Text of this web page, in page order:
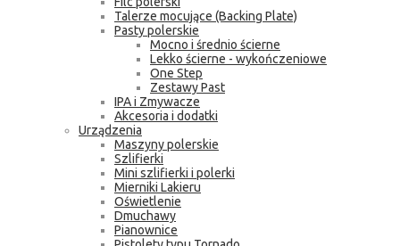
Talerze mocujące (Backing Plate)
Pasty polerskie
Mocno i średnio ścierne
Lekko ścierne - wykończeniowe
One Step
Zestawy Past
IPA i Zmywacze
Akcesoria i dodatki
Urządzenia
Maszyny polerskie
Szlifierki
Mini szlifierki i polerki
Mierniki Lakieru
Oświetlenie
Dmuchawy
Pianownice